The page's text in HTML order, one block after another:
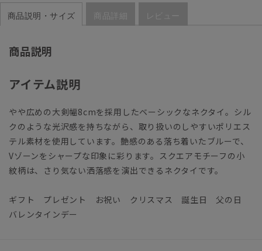
商品説明・サイズ 商品詳細 レビュー
商品説明
アイテム説明
やや広めの大剣幅8cmを採用したベーシックなネクタイ。シル
クのような光沢感を持ちながら、取り扱いのしやすいポリエス
テル素材を使用しています。艶感のある落ち着いたブルーで、
Vゾーンをシャープな印象に彩ります。スクエアモチーフの小
紋柄は、さり気ない洒落感を演出できるネクタイです。
ギフト プレゼント お祝い クリスマス 誕生日 父の日
バレンタインデー